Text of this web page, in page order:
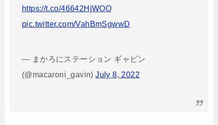
https://t.co/46642HjWOO
pic.twitter.com/VahBmSgwwD
— まかろにステーション ギャビン
(@macaroni_gavin)July 8, 2022